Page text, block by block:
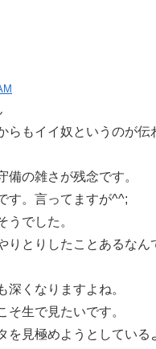
らもイイ奴というのが伝
備の雑さが残念です。
す。言ってますが^^;
うでした。
りとりしたことあるなん
深くなりますよね。
そ生で見たいです。
を見極めようとしている